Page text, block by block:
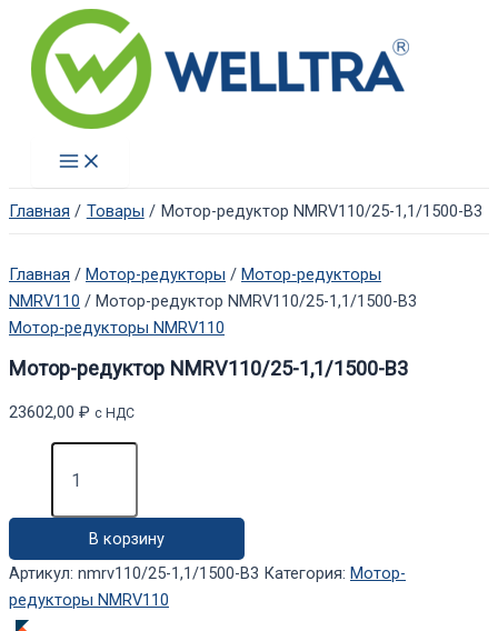
Перейти
содержимому
Main
Menu
Главная
Товары Мотор-редуктор NMRV110/25-1,1/1500-B3
Главная / Мотор-редукторы / Мотор-редукторы
NMRV110 / Мотор-редуктор NMRV110/25-1,1/1500-B3
Мотор-редукторы NMRV110
Мотор-редуктор NMRV110/25-1,1/1500-B3
23602,00 ₽ с НДС
Количество
редуктор
NMRV110/25-
1,1/1500-
B3
В корзину
Артикул: nmrv110/25-1,1/1500-B3 Категория: Мотор-
редукторы NMRV110